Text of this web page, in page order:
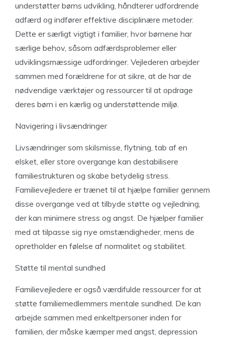
understøtter børns udvikling, håndterer udfordrende
adfærd og indfører effektive disciplinære metoder.
Dette er særligt vigtigt i familier, hvor børnene har
særlige behov, såsom adfærdsproblemer eller
udviklingsmæssige udfordringer. Vejlederen arbejder
sammen med forældrene for at sikre, at de har de
nødvendige værktøjer og ressourcer til at opdrage
deres børn i en kærlig og understøttende miljø.
Navigering i livsændringer
Livsændringer som skilsmisse, flytning, tab af en
elsket, eller store overgange kan destabilisere
familiestrukturen og skabe betydelig stress.
Familievejledere er trænet til at hjælpe familier gennem
disse overgange ved at tilbyde støtte og vejledning,
der kan minimere stress og angst. De hjælper familier
med at tilpasse sig nye omstændigheder, mens de
opretholder en følelse af normalitet og stabilitet.
Støtte til mental sundhed
Familievejledere er også værdifulde ressourcer for at
støtte familiemedlemmers mentale sundhed. De kan
arbejde sammen med enkeltpersoner inden for
familien, der måske kæmper med angst, depression